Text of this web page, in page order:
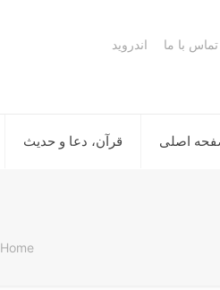
اصلی قرآن، دعا و حدیث
تماس با ما اندروید
Home